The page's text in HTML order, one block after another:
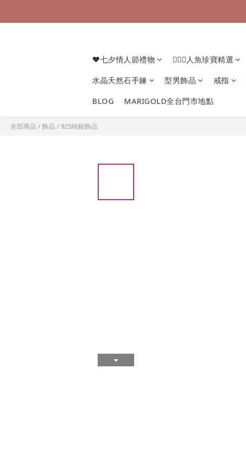
❤七夕情人節禮物 🧜🏻‍♀️人魚珍寶精選
水晶天然石手鍊 型男飾品 戒指
BLOG MARIGOLD全台門市地點
全部商品 /飾品 /925純銀飾品